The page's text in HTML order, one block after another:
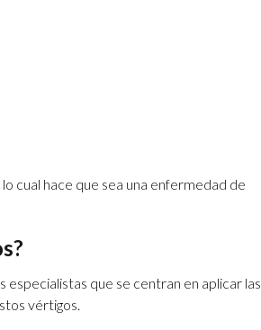
cual hace que sea una enfermedad de
que se centran en aplicar las
vértigos.